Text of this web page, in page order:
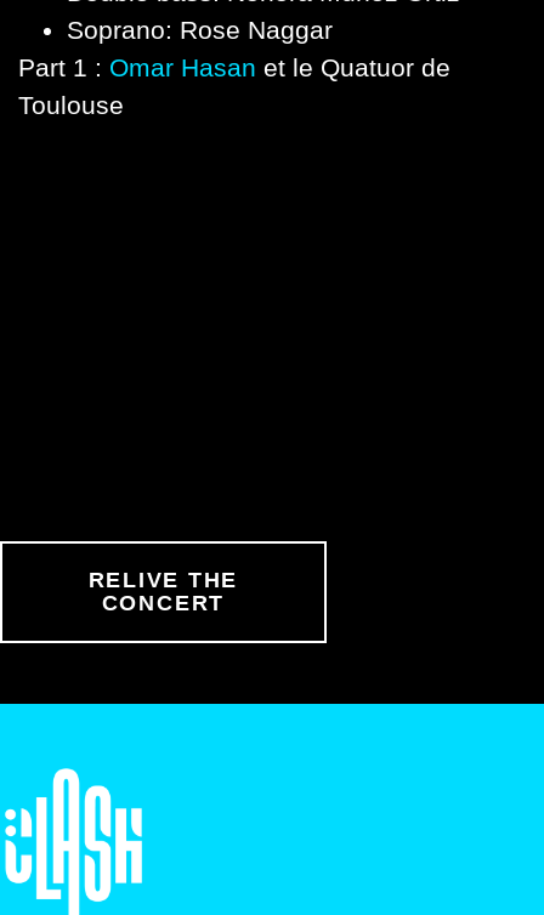
Soprano: Rose Naggar
Part 1 : Omar Hasan et le Quatuor de
Toulouse
RELIVE THE
CONCERT